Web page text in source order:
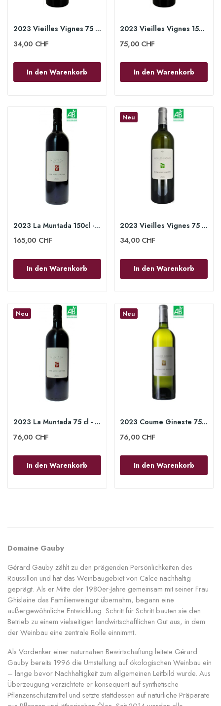
2023 Vieilles Vignes 75 cl - Domaine Gauby
34,00 CHF
In den Warenkorb
2023 Vieilles Vignes 150 cl - Domaine Gauby
75,00 CHF
In den Warenkorb
2023 La Muntada 150cl - Domaine Gauby
165,00 CHF
In den Warenkorb
Neu
2023 Vieilles Vignes 75 cl - Domaine Gauby
34,00 CHF
In den Warenkorb
Neu
2023 La Muntada 75 cl - Domaine Gauby
76,00 CHF
In den Warenkorb
Neu
2023 Coume Gineste 75cl - Domaine Gauby
76,00 CHF
In den Warenkorb
Domaine Gauby
Gérard Gauby zählt zu den prägenden Persönlichkeiten des
Roussillon und hat das Weinbaugebiet von Calce nachhaltig
geprägt. Als er Mitte der 1980er-Jahre gemeinsam mit seiner Frau
Ghislaine das Familienweingut übernahm, begann eine
außergewöhnliche Entwicklung. Schritt für Schritt bauten sie den
Betrieb zu einem vielseitigen landwirtschaftlichen Gut aus, in dem
der Weinbau eine zentrale Rolle einnimmt.
Als Vordenker einer naturnahen Bewirtschaftung leitete Gérard
Gauby bereits 1996 die Umstellung auf ökologischen Weinbau ein
– lange bevor Nachhaltigkeit zum allgemeinen Leitbild wurde. Aus
Überzeugung verzichtete er konsequent auf synthetische
Pflanzenschutzmittel und setzte stattdessen auf natürliche Präparate